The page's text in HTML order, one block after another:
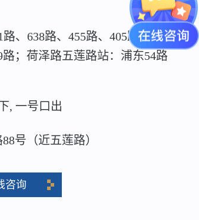
、638路、455路、405路、815
路；荷泽路五莲路站：浦东54路
, 一号口出
号（近五莲路）
咨询